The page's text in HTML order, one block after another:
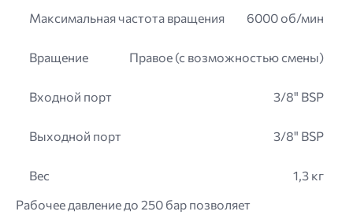
Максимальная частота вращения 6000 об/мин
Вращение Правое (с возможностью смены)
Входной порт 3/8" BSP
Выходной порт 3/8" BSP
Вес
1,3 кг
Рабочее давление до 250 бар позволяет